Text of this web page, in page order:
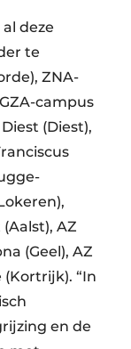
deze
te
ZNA-
campus
(Diest),
AZ
(Geel), AZ
(Kortrijk). “In
en de